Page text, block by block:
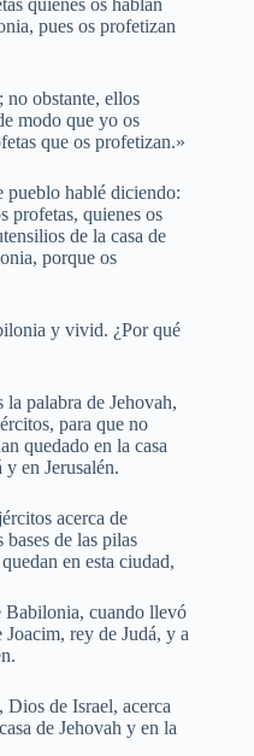
quienes os hablan
pues os profetizan
no obstante, ellos
modo que yo os
que os profetizan.»
pueblo hablé diciendo:
profetas, quienes os
de la casa de
porque os
y vivid. ¿Por qué
palabra de Jehovah,
para que no
quedado en la casa
y en Jerusalén.
acerca de
de las pilas
en esta ciudad,
Babilonia, cuando llevó
rey de Judá, y a
de Israel, acerca
de Jehovah y en la